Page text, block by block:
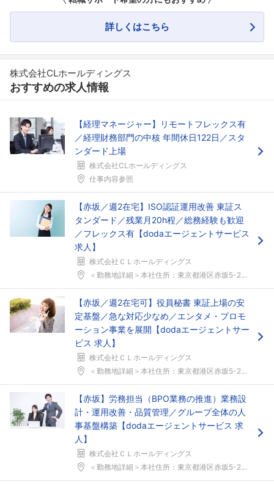
詳しくはこちら
株式会社CLホールディングス
おすすめの求人情報
【経理マネージャー】リモートフレックス有
／経理財務部門の中核 年間休日122日／スタ
ンダード上場
株式会社CLホールディングス
仕事内容参照
【赤坂／週2在宅】ISO認証運用改善 東証ス
タンダード／残業月20h程／総務経験も歓迎
／フレックス有【dodaエージェントサービス
求人】
株式会社ＣＬホールディングス
＜勤務地詳細＞本社住所：東京都港区赤坂5-2-20...
【赤坂／週2在宅可】役員秘書 東証上場の安
定基盤／急な対応少なめ／エンタメ・プロモ
ーション事業を展開【dodaエージェントサー
ビス 求人】
株式会社ＣＬホールディングス
＜勤務地詳細＞本社住所：東京都港区赤坂5-2-20...
【赤坂】労務担当（BPO業務の推進）業務設
計・運用改善・品質管理／グループ全体の人
事基盤構築【dodaエージェントサービス 求
人】
株式会社ＣＬホールディングス
＜勤務地詳細＞本社住所：東京都港区赤坂5-2-20...